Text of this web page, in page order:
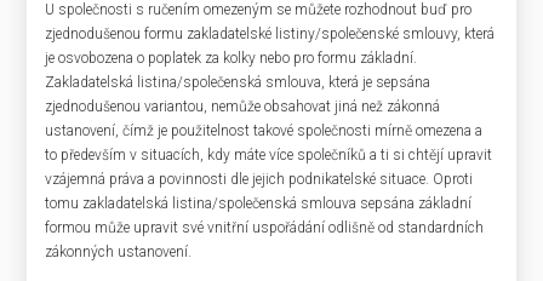
U společnosti s ručením omezeným se můžete rozhodnout buď pro
zjednodušenou formu zakladatelské listiny/společenské smlouvy, která
je osvobozena o poplatek za kolky nebo pro formu základní.
Zakladatelská listina/společenská smlouva, která je sepsána
zjednodušenou variantou, nemůže obsahovat jiná než zákonná
ustanovení, čímž je použitelnost takové společnosti mírně omezena a
to především v situacích, kdy máte více společníků a ti si chtějí upravit
vzájemná práva a povinnosti dle jejich podnikatelské situace. Oproti
tomu zakladatelská listina/společenská smlouva sepsána základní
formou může upravit své vnitřní uspořádání odlišně od standardních
zákonných ustanovení.